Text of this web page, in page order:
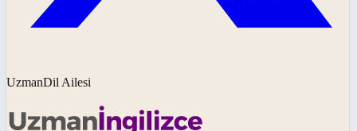
UzmanDil Ailesi